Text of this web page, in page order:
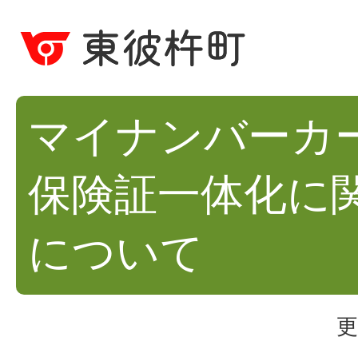
マイナンバーカ
保険証一体化に
について